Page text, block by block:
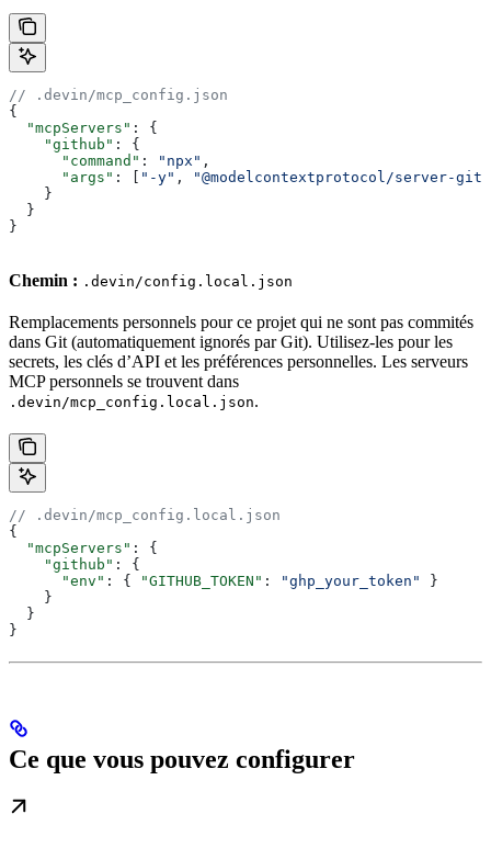
// .devin/mcp_config.json
{
  "mcpServers"
: {
    "github"
: {
      "command"
: "npx" ,
      "args"
: [ "-y" ,
"@modelcontextprotocol/server-
    }
  }
}
Chemin : .devin/config.local.json
Remplacements personnels pour ce projet qui ne sont pas commités
dans Git (automatiquement ignorés par Git). Utilisez-les pour les
secrets, les clés d’API et les préférences personnelles. Les serveurs
MCP personnels se trouvent dans
.devin/mcp_config.local.json.
// .devin/mcp_config.local.json
{
  "mcpServers"
: {
    "github"
: {
      "env"
: { "GITHUB_TOKEN" : "ghp_your_token"
}
    }
  }
}
Ce que vous pouvez configurer